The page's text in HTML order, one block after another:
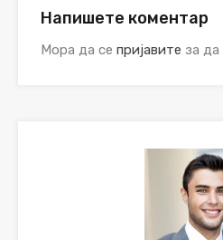
Напишете коментар
Мора да се пријавите за